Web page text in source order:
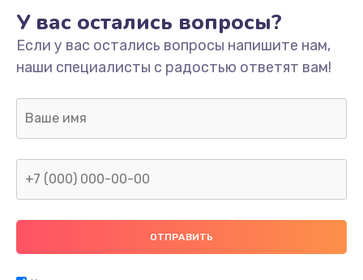
У вас остались вопросы?
Если у вас остались вопросы напишите нам,
наши специалисты с радостью ответят вам!